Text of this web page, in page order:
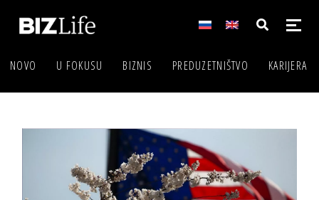
NOVO U FOKUSU BIZNIS PREDUZETNIŠTVO KARIJERA